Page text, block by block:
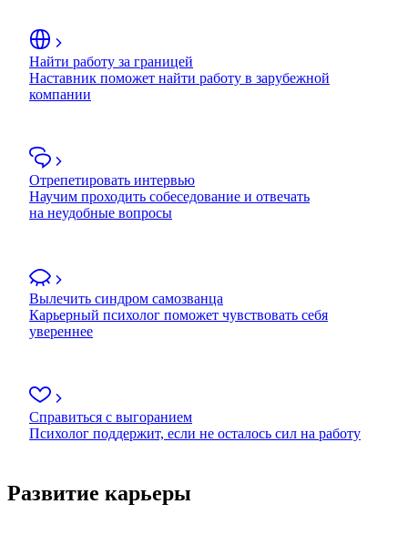
Найти работу за границей
Наставник поможет найти работу в зарубежной
компании
Отрепетировать интервью
Научим проходить собеседование и отвечать
на неудобные вопросы
Вылечить синдром самозванца
Карьерный психолог поможет чувствовать себя
увереннее
Справиться с выгоранием
Психолог поддержит, если не осталось сил на работу
Развитие карьеры